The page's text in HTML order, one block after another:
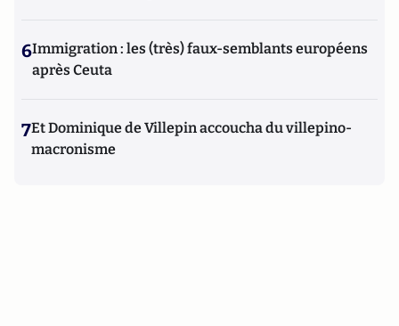
6Immigration : les (très) faux-semblants européens
après Ceuta
7Et Dominique de Villepin accoucha du villepino-
macronisme